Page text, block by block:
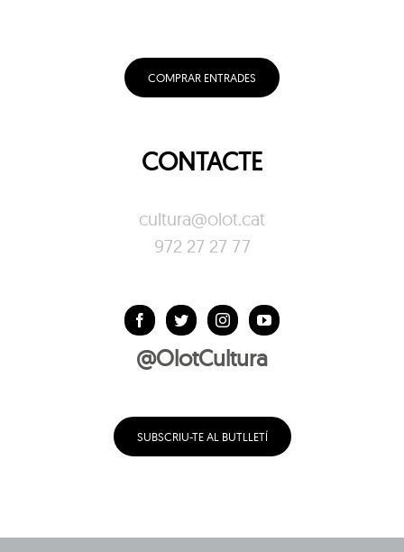
COMPRAR ENTRADES
CONTACTE
cultura@olot.cat
972 27 27 77
@OlotCultura
SUBSCRIU-TE AL BUTLLETÍ